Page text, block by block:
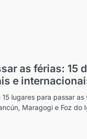
as férias: 15
e
lugares para passar as
Maragogi e Foz do